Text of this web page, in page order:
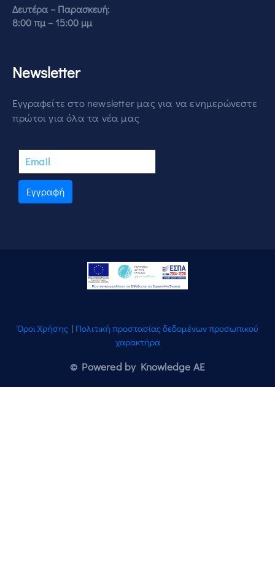
Δευτέρα – Παρασκευή:
8:00 πμ – 15:00 μμ
Newsletter
Εγγραφείτε στο newsletter μας για να ενημερώνεστε
πρώτοι για όλα τα νέα μας
Εγγραφή
Όροι Χρήσης | Πολιτική προστασίας δεδομένων προσωπικού
χαρακτήρα
© Powered by Knowledge AE